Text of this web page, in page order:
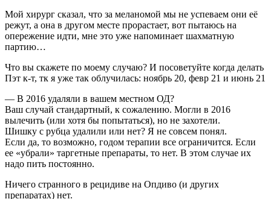
Мой хирург сказал, что за меланомой мы не успеваем они её
режут, а она в другом месте прорастает, вот пытаюсь на
опережение идти, мне это уже напоминает шахматную
партию…
Что вы скажете по моему случаю? И посоветуйте когда делать
Пэт к-т, тк я уже так облучилась: ноябрь 20, февр 21 и июнь 21
— В 2016 удаляли в вашем местном ОД?
Ваш случай стандартный, к сожалению. Могли в 2016
вылечить (или хотя бы попытаться), но не захотели.
Шишку с рубца удалили или нет? Я не совсем понял.
Если да, то возможно, годом терапии все ограничится. Если
ее «убрали» таргетные препараты, то нет. В этом случае их
надо пить постоянно.
Ничего странного в рецидиве на Опдиво (и других
препаратах) нет.